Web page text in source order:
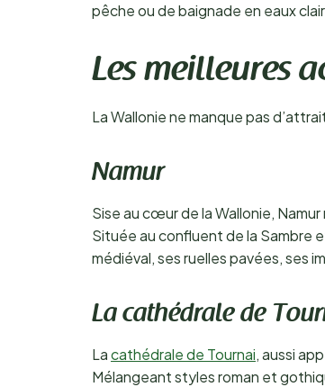
pêche ou de baignade en eaux
Les meilleures
La Wallonie ne manque pas
Namur
Sise au cœur de la Wallonie,
Située au confluent de la Sambre
médiéval, ses ruelles pavées, ses
La cathédrale de
Lacathédrale de Tournai, aussi
Mélangeant styles roman et